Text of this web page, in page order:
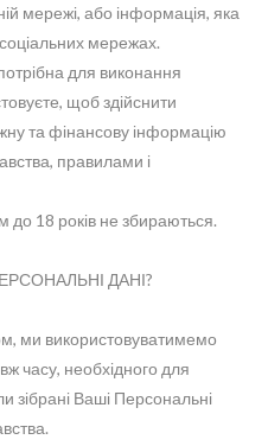
мережі, або інформація, яка
мережах.
для виконання
щоб здійснити
та фінансову інформацію
правилами і
до 18 років не збираються.
ДАНІ?
ми використовуватимемо
часу, необхідного для
зібрані Ваші Персональні